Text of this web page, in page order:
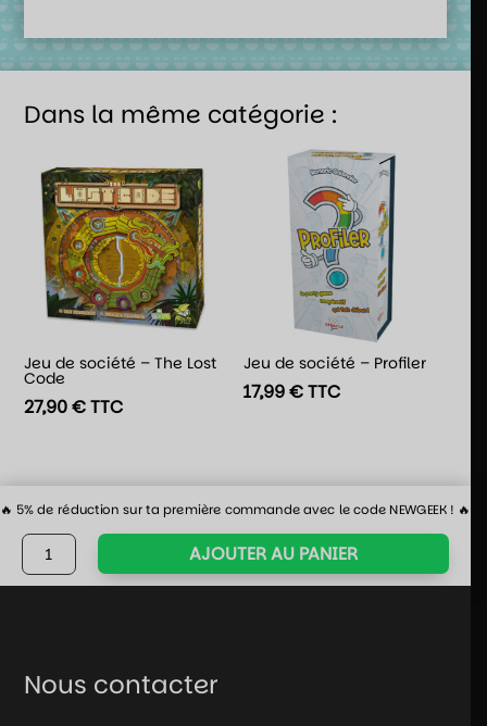
Dans la même catégorie :
Jeu de société – The Lost
Code
27,90€TTC
Jeu de société – Profiler
17,99€TTC
🔥 5% de réduction sur ta première commande avec le code NEWGEEK ! 🔥
quantité
de
Yggdrasil
AJOUTER AU PANIER
Nous contacter